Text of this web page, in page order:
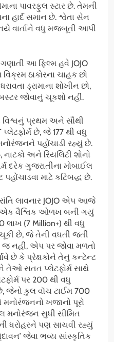
પાવરફુલ સ્ટાર છે. તેમની
હાર્દ સમાન છે. શ્વેતા સેન
વાર્તાને વધુ મજબૂતી આપી
આ ફિલ્મ હવે JOJO
ઠાકોરના ચાહક છો
ડ્રામાના શોખીન છો,
જોવાનું ચૂકશો નહીં.
પ્રથમ અને સૌથી
છે, જે 177 થી વધુ
પહોંચાડી રહ્યું છે.
અને રિયલિટી શોનો
દરેક ગુજરાતીના મોબાઈલ
માટે કટિબદ્ધ છે.
લાવનાર JOJO એપ આજે
એક વૈશ્વિક ઓળખ બની ગયું
(7 Million+) થી વધુ
છે, જે તેની વધતી જતી
જ નહીં, એપ પર જોવા મળતો
છે કે પ્રેક્ષકોને તેનું કન્ટેન્ટ
સતત પ્લેટફોર્મ સાથે
પર 200 થી વધુ
જેનો કુલ વૉચ ટાઈમ 700
ખજાનો પૂરો
મનોરંજન સુધી સીમિત
ધરોહરને પણ સાચવી રહ્યું
જેવા ભવ્ય સાંસ્કૃતિક